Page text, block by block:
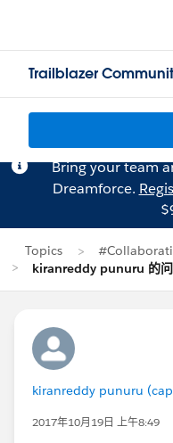
Trailblazer
Bring your team
Dreamforce.
Topics
kiranreddy punuru 的
kiranreddy punuru
2017年10月19日 上午8:49